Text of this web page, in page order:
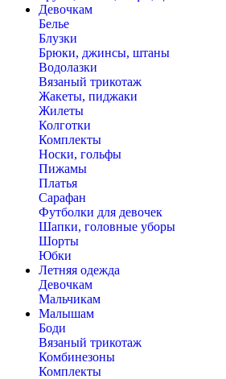
Девочкам
Белье
Блузки
Брюки, джинсы, штаны
Водолазки
Вязаный трикотаж
Жакеты, пиджаки
Жилеты
Колготки
Комплекты
Носки, гольфы
Пижамы
Платья
Сарафан
Футболки для девочек
Шапки, головные уборы
Шорты
Юбки
Летняя одежда
Девочкам
Мальчикам
Малышам
Боди
Вязаный трикотаж
Комбинезоны
Комплекты